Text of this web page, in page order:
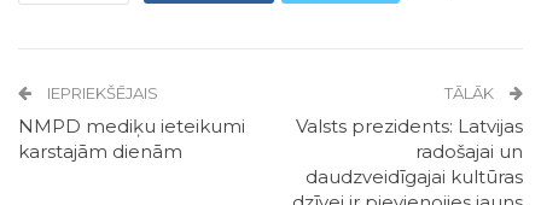
IEPRIEKŠĒJAIS
NMPD mediķu ieteikumi
karstajām dienām
TĀLĀK
Valsts prezidents: Latvijas
radošajai un
daudzveidīgajai kultūras